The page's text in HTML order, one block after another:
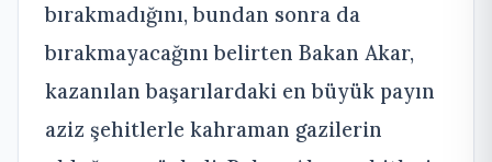
bırakmadığını, bundan sonra da
bırakmayacağını belirten Bakan Akar,
kazanılan başarılardaki en büyük payın
aziz şehitlerle kahraman gazilerin